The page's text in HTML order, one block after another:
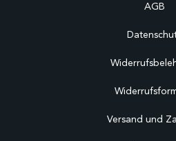
AGB
Versand und